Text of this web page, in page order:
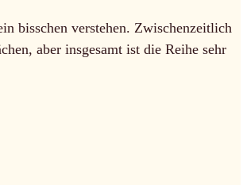
bisschen verstehen. Zwischenzeitlich
aber insgesamt ist die Reihe sehr